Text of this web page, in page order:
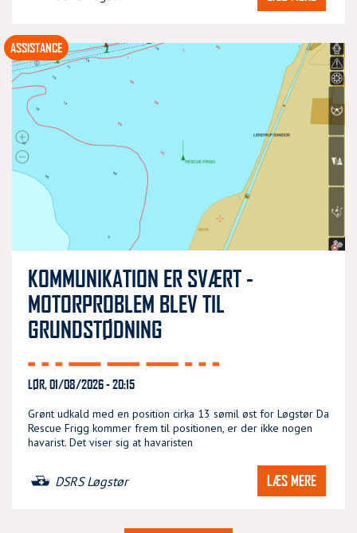
KOMMUNIKATION ER SVÆRT -
MOTORPROBLEM BLEV TIL
GRUNDSTØDNING
LØR, 01/08/2026 - 20:15
Grønt udkald med en position cirka 13 sømil øst for Løgstør Da
Rescue Frigg kommer frem til positionen, er der ikke nogen
havarist. Det viser sig at havaristen
DSRS Løgstør LÆS MERE
ASSISTANCE